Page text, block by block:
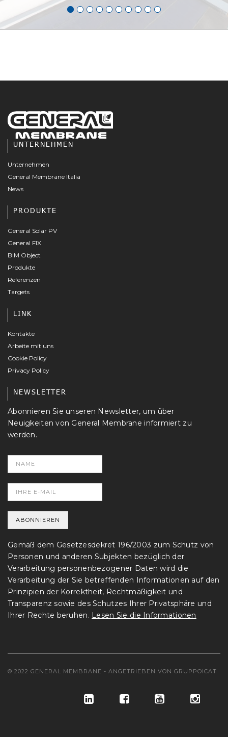
UNTERNEHMEN
Unternehmen
General Membrane Italia
News
PRODUKTE
General Solar PV
General FIX
BIM Object
Produkte
Referenzen
Targets
LINK
Kontakte
Arbeite mit uns
Cookie Policy
Privacy Policy
NEWSLETTER
Abonnieren Sie unseren Newsletter, um über
Neuigkeiten von General Membrane informiert zu
werden.
Gemäß dem Gesetzesdekret 196/2003 zum Schutz von
Personen und anderen Subjekten bezüglich der
Verarbeitung personenbezogener Daten wird die
Verarbeitung der Sie betreffenden Informationen auf den
Prinzipien der Korrektheit, Rechtmäßigkeit und
Transparenz sowie des Schutzes Ihrer Privatsphäre und
Ihrer Rechte beruhen. Lesen Sie die Informationen
© 2022 GENERAL MEMBRANE - ANGETRIEBEN VON GRUPPOICAT